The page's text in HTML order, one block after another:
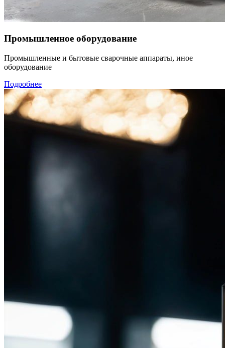
Промышленное оборудование
Промышленные и бытовые сварочные аппараты, иное
оборудование
Подробнее